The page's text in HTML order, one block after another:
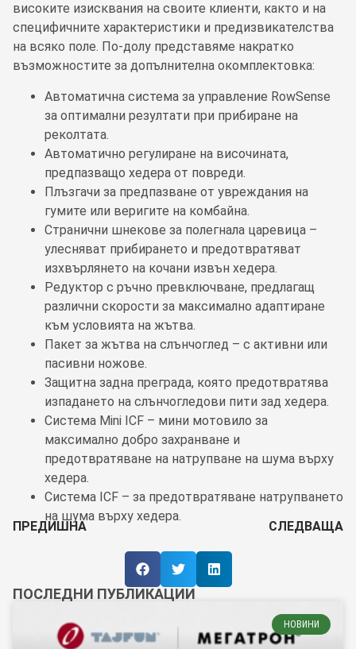
високите изисквания на своите клиенти, както и на
специфичните характеристики и предизвикателства
на всяко поле. По-долу представяме накратко
възможностите за допълнителна окомплектовка:
Автоматична система за управление RowSense
за оптимални резултати при прибиране на
реколтата.
Автоматично регулиране на височината,
предпазващо хедера от повреди.
Плъзгачи за предпазване от увреждания на
гумите или веригите на комбайна.
Странични шнекове за полегнала царевица –
улесняват прибирането и предотвратяват
изхвърлянето на кочани извън хедера.
Редуктор с ръчно превключване, предлагащ
различни скорости за максимално адаптиране
към условията на жътва.
Пакет за жътва на слънчоглед – с активни или
пасивни ножове.
Защитна задна преграда, която предотвратява
изпадането на слънчогледови пити зад хедера.
Система Mini ICF – мини мотовило за
максимално добро захранване и
предотвратяване на натрупване на шума върху
хедера.
Система ICF – за предотвратяване натрупването
на шума върху хедера.
ПРЕДИШНА СЛЕДВАЩА
ПОСЛЕДНИ ПУБЛИКАЦИИ
НОВИНИ